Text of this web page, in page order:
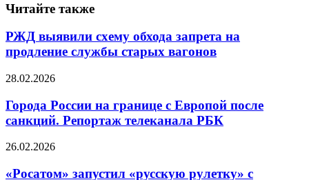
Читайте также
РЖД выявили схему обхода запрета на
продление службы старых вагонов
28.02.2026
Города России на границе с Европой после
санкций. Репортаж телеканала РБК
26.02.2026
«Росатом» запустил «русскую рулетку» с